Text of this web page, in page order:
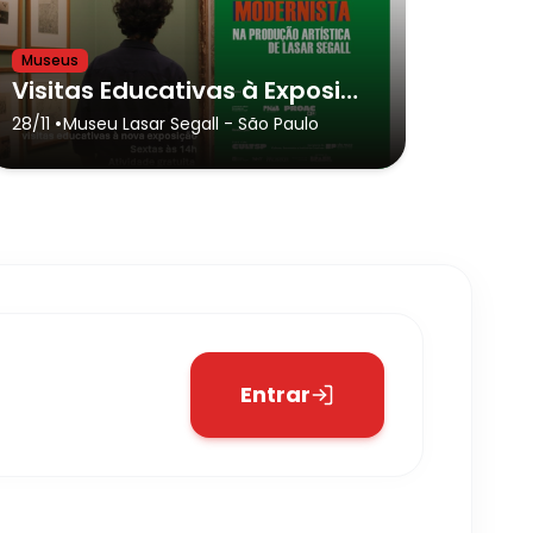
Museus
Visitas Educativas à Exposição: O paisagismo Modernista na produção artística de Lasar Segall
28/11 •Museu Lasar Segall - São Paulo
Entrar